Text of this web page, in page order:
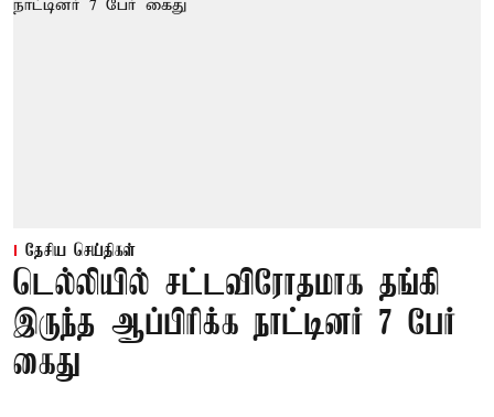
தேசிய செய்திகள்
டெல்லியில் சட்டவிரோதமாக தங்கி
இருந்த ஆப்பிரிக்க நாட்டினர் 7 பேர்
கைது